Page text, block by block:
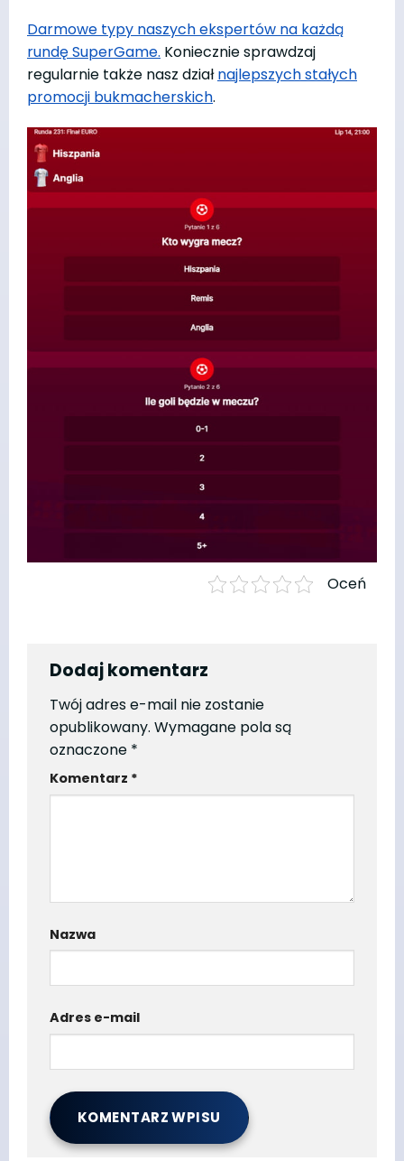
Darmowe typy naszych ekspertów na każdą
rundę SuperGame. Koniecznie sprawdzaj
regularnie także nasz działnajlepszych stałych
promocji bukmacherskich.
Oceń
Dodaj komentarz
Twój adres e-mail nie zostanie
opublikowany. Wymagane pola są
oznaczone *
Komentarz *
Nazwa
Adres e-mail